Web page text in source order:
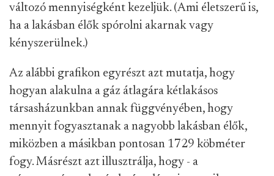
változó mennyiségként kezeljük. (Ami életszerű is,
ha a lakásban élők spórolni akarnak vagy
kényszerülnek.)
Az alábbi grafikon egyrészt azt mutatja, hogy
hogyan alakulna a gáz átlagára kétlakásos
társasházunkban annak függvényében, hogy
mennyit fogyasztanak a nagyobb lakásban élők,
miközben a másikban pontosan 1729 köbméter
fogy. Másrészt azt illusztrálja, hogy - a